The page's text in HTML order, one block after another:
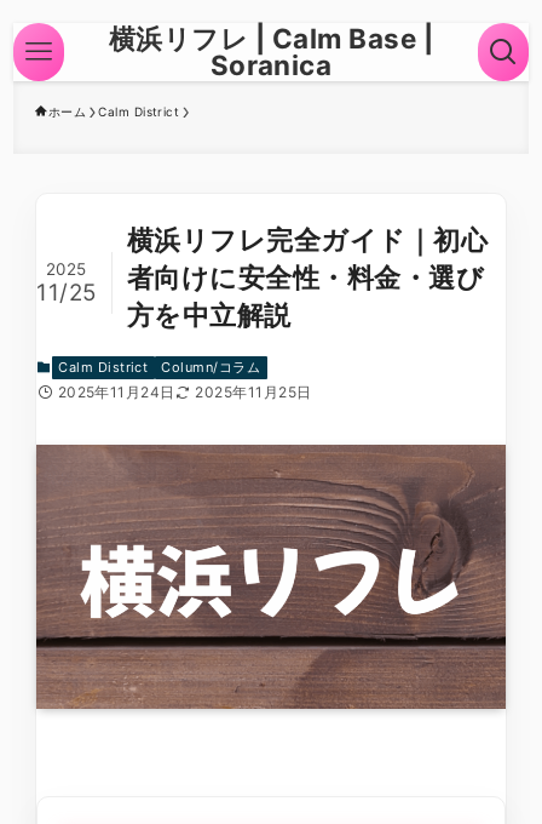
横浜リフレ | Calm Base |
Soranica
ホーム Calm District
横浜リフレ完全ガイド｜初心
者向けに安全性・料金・選び
方を中立解説
2025
11/25
Calm District Column/コラム
2025年11月24日 2025年11月25日